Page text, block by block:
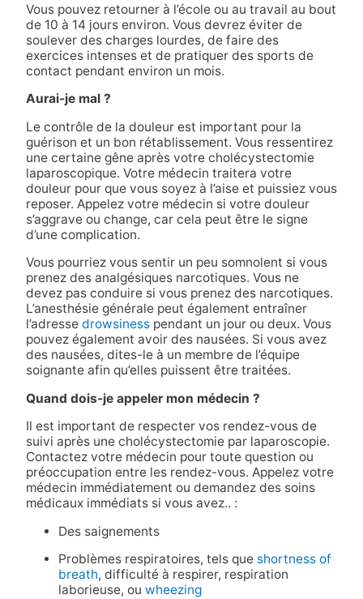
Vous pouvez retourner à l’école ou au travail au bout
de 10 à 14 jours environ. Vous devrez éviter de
soulever des charges lourdes, de faire des
exercices intenses et de pratiquer des sports de
contact pendant environ un mois.
Aurai-je mal ?
Le contrôle de la douleur est important pour la
guérison et un bon rétablissement. Vous ressentirez
une certaine gêne après votre cholécystectomie
laparoscopique. Votre médecin traitera votre
douleur pour que vous soyez à l’aise et puissiez vous
reposer. Appelez votre médecin si votre douleur
s’aggrave ou change, car cela peut être le signe
d’une complication.
Vous pourriez vous sentir un peu somnolent si vous
prenez des analgésiques narcotiques. Vous ne
devez pas conduire si vous prenez des narcotiques.
L’anesthésie générale peut également entraîner
l’adresse drowsinesspendant un jour ou deux. Vous
pouvez également avoir des nausées. Si vous avez
des nausées, dites-le à un membre de l’équipe
soignante afin qu’elles puissent être traitées.
Quand dois-je appeler mon médecin ?
Il est important de respecter vos rendez-vous de
suivi après une cholécystectomie par laparoscopie.
Contactez votre médecin pour toute question ou
préoccupation entre les rendez-vous. Appelez votre
médecin immédiatement ou demandez des soins
médicaux immédiats si vous avez.. :
Des saignements
Problèmes respiratoires, tels que shortness of
breath, difficulté à respirer, respiration
laborieuse, ou wheezing